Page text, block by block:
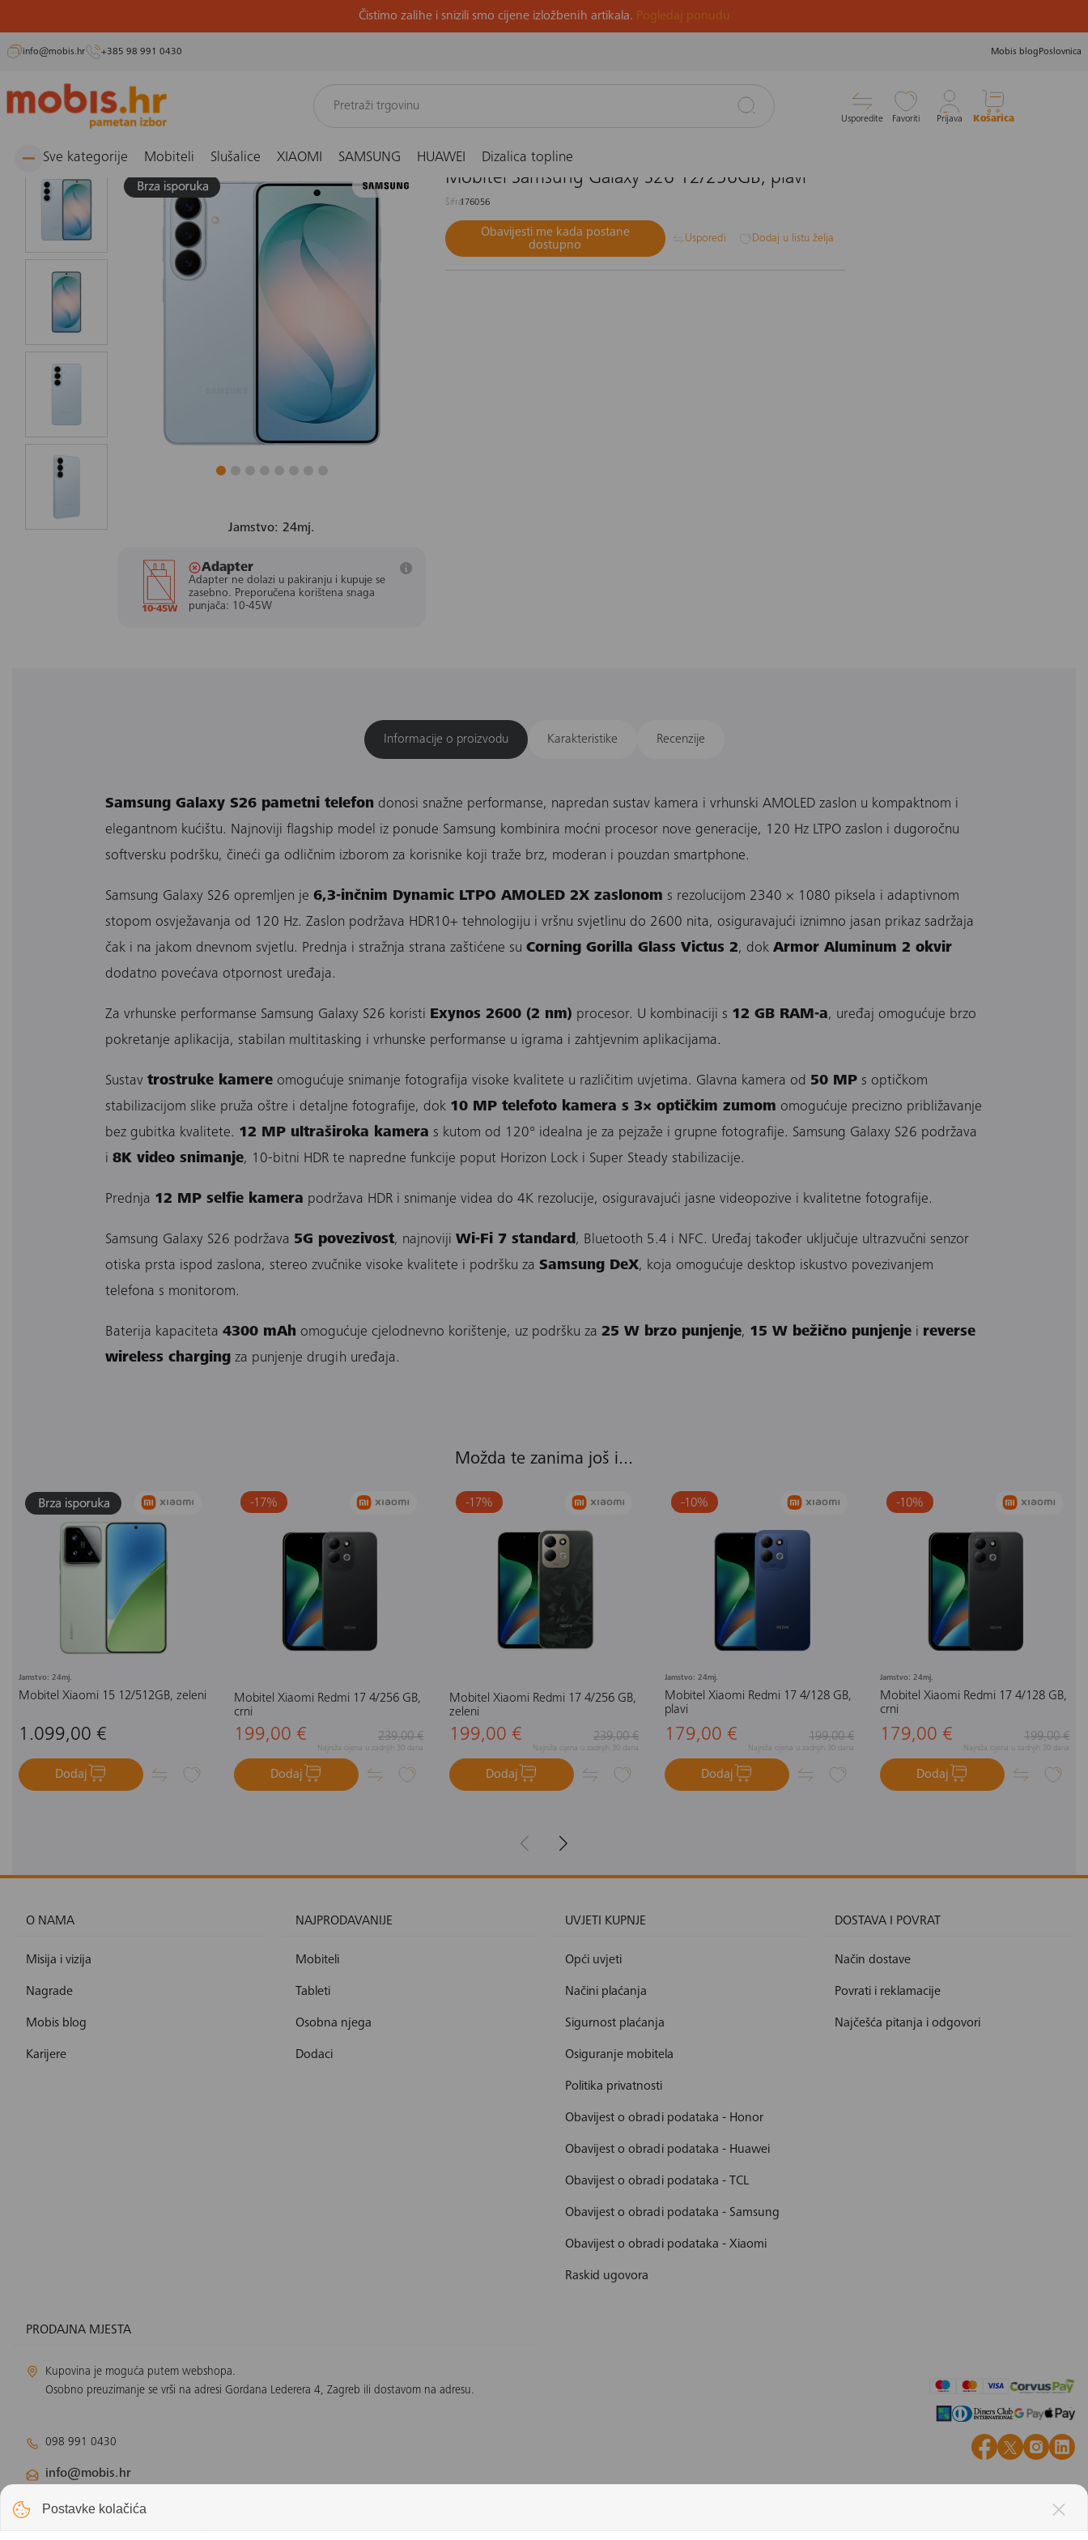
Preskoči
Čistimo zalihe i snizili smo cijene izložbenih artikala. Pogledaj ponudu
info@mobis.hr +385 98 991 0430 Mobis blog Poslovnica
Usporedite Favoriti Prijava Košarica
Sve kategorije Mobiteli Slušalice XIAOMI SAMSUNG HUAWEI Dizalica topline
Mobiteli i fiksni telefoni
Jamstvo: 24mj.
10-45W
Adapter
Adapter ne dolazi u pakiranju i kupuje se
zasebno. Preporučena korištena snaga
punjača: 10-45W
Mobitel Samsung Galaxy S26 12/256GB, plavi
Šifra176056
Obavijesti me kada postane
dostupno
Usporedi Dodaj u listu želja
Informacije o proizvodu Karakteristike Recenzije
Samsung Galaxy S26 pametni telefon donosi snažne performanse, napredan sustav kamera i vrhunski AMOLED zaslon u kompaktnom i
elegantnom kućištu. Najnoviji flagship model iz ponude Samsung kombinira moćni procesor nove generacije, 120 Hz LTPO zaslon i dugoročnu
softversku podršku, čineći ga odličnim izborom za korisnike koji traže brz, moderan i pouzdan smartphone.
Samsung Galaxy S26 opremljen je 6,3-inčnim Dynamic LTPO AMOLED 2X zaslonom s rezolucijom 2340 × 1080 piksela i adaptivnom
stopom osvježavanja od 120 Hz. Zaslon podržava HDR10+ tehnologiju i vršnu svjetlinu do 2600 nita, osiguravajući iznimno jasan prikaz sadržaja
čak i na jakom dnevnom svjetlu. Prednja i stražnja strana zaštićene su Corning Gorilla Glass Victus 2, dok Armor Aluminum 2 okvir
dodatno povećava otpornost uređaja.
Za vrhunske performanse Samsung Galaxy S26 koristi Exynos 2600 (2 nm) procesor. U kombinaciji s 12 GB RAM-a, uređaj omogućuje brzo
pokretanje aplikacija, stabilan multitasking i vrhunske performanse u igrama i zahtjevnim aplikacijama.
Sustav trostruke kamere omogućuje snimanje fotografija visoke kvalitete u različitim uvjetima. Glavna kamera od 50 MP s optičkom
stabilizacijom slike pruža oštre i detaljne fotografije, dok 10 MP telefoto kamera s 3× optičkim zumom omogućuje precizno približavanje
bez gubitka kvalitete. 12 MP ultraširoka kamera s kutom od 120° idealna je za pejzaže i grupne fotografije. Samsung Galaxy S26 podržava
i 8K video snimanje, 10-bitni HDR te napredne funkcije poput Horizon Lock i Super Steady stabilizacije.
Prednja 12 MP selfie kamera podržava HDR i snimanje videa do 4K rezolucije, osiguravajući jasne videopozive i kvalitetne fotografije.
Samsung Galaxy S26 podržava 5G povezivost, najnoviji Wi-Fi 7 standard, Bluetooth 5.4 i NFC. Uređaj također uključuje ultrazvučni senzor
otiska prsta ispod zaslona, stereo zvučnike visoke kvalitete i podršku za Samsung DeX, koja omogućuje desktop iskustvo povezivanjem
telefona s monitorom.
Baterija kapaciteta 4300 mAh omogućuje cjelodnevno korištenje, uz podršku za 25 W brzo punjenje, 15 W bežično punjenje i reverse
wireless charging za punjenje drugih uređaja.
Možda te zanima još i...
Jamstvo: 24mj.
Mobitel Xiaomi 15 12/512GB, zeleni
1.099,00 €
Dodaj
-17%
Mobitel Xiaomi Redmi 17 4/256 GB,
crni
199,00 € 239,00 €
Najniža cijena u zadnjih 30 dana
Dodaj
-17%
Mobitel Xiaomi Redmi 17 4/256 GB,
zeleni
199,00 € 239,00 €
Najniža cijena u zadnjih 30 dana
Dodaj
-10%
Jamstvo: 24mj.
Mobitel Xiaomi Redmi 17 4/128 GB,
plavi
179,00 € 199,00 €
Najniža cijena u zadnjih 30 dana
Dodaj
-10%
Jamstvo: 24mj.
Mobitel Xiaomi Redmi 17 4/128 GB,
crni
179,00 € 199,00 €
Najniža cijena u zadnjih 30 dana
Dodaj
O NAMA
Misija i vizija
Nagrade
Mobis blog
Karijere
NAJPRODAVANIJE
Mobiteli
Tableti
Osobna njega
Dodaci
UVJETI KUPNJE
Opći uvjeti
Načini plaćanja
Sigurnost plaćanja
Osiguranje mobitela
Politika privatnosti
Obavijest o obradi podataka - Honor
Obavijest o obradi podataka - Huawei
Obavijest o obradi podataka - TCL
Obavijest o obradi podataka - Samsung
Obavijest o obradi podataka - Xiaomi
Raskid ugovora
DOSTAVA I POVRAT
Način dostave
Povrati i reklamacije
Najčešća pitanja i odgovori
PRODAJNA MJESTA
Kupovina je moguća putem webshopa.
Osobno preuzimanje se vrši na adresi Gordana Lederera 4, Zagreb ili dostavom na adresu.
098 991 0430
info@mobis.hr
Odjel klimatizacije:klimatizacija@mobis.hr
Odjel solarnih panela:
Postavke kolačića